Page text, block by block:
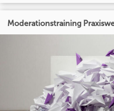
Moderationstraining